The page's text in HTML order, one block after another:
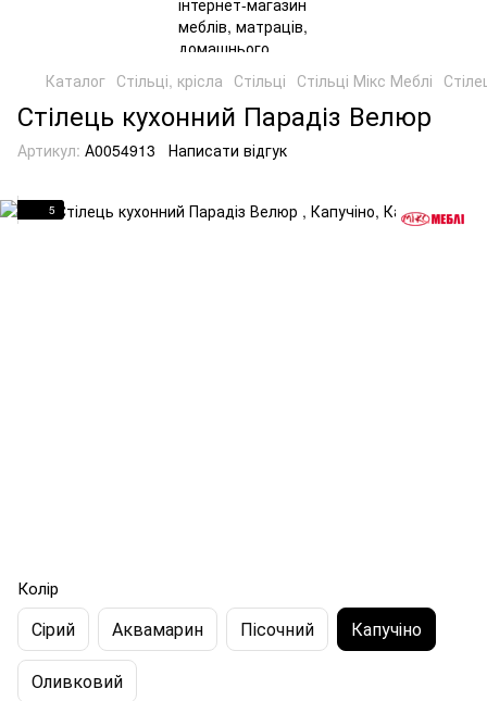
Каталог Стільці, крісла Стільці Стільці Мікс Меблі
Стілець кухонний Парадіз Велюр
Артикул: А0054913 Написати відгук
5
Колір
Сірий Аквамарин Пісочний Капучіно
Оливковий